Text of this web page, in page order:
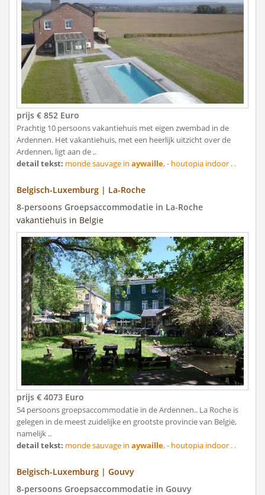
prijs € 852 Euro
Prachtig 10 persoons vakantiehuis met eigen zwembad in de
Ardennen. Het vakantiehuis, met een heerlijk uitzicht over de
Ardennen, ligt aan de ..
detail tekst: monde sauvage in aywaille, - houtopia indoor . .
Belgisch-Luxemburg | La-Roche
8-persoons Groepsaccommodatie in La-Roche
vakantiehuis in Belgie
prijs € 4073 Euro
54 persoons groepsaccommodatie in de Ardennen.. La Roche is
gelegen in de meest zuidelijke en grootste provincie van België,
namelijk ..
detail tekst: monde sauvage in aywaille, - houtopia indoor . .
Belgisch-Luxemburg | Gouvy
8-persoons Groepsaccommodatie in Gouvy